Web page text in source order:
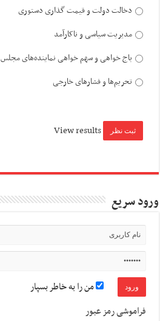
دخالت دولت و قیمت گذاری دستوری
مدیریت سیاسی و ناکارآمد
باج خواهی و سهم خواهی نماینده‌های مجلس
تحریم‌ها و فشارهای خارجی
View results
ورود سریع
من را به خاطر بسپار
فراموشی رمز عبور